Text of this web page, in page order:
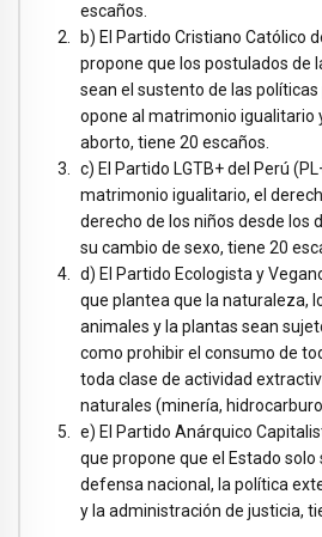
escaños.
b) El Partido Cristiano Católico
propone que los postulados de
sean el sustento de las políticas
opone al matrimonio igualitario
aborto, tiene 20 escaños.
c) El Partido LGTB+ del Perú
matrimonio igualitario, el
derecho de los niños desde los
su cambio de sexo, tiene 20
d) El Partido Ecologista y
que plantea que la naturaleza,
animales y la plantas sean
como prohibir el consumo de
toda clase de actividad
naturales (minería,
e) El Partido Anárquico
que propone que el Estado solo
defensa nacional, la política
y la administración de justicia,